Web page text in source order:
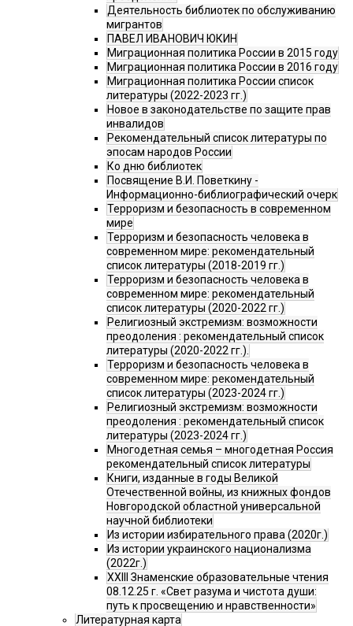
Деятельность библиотек по обслуживанию
мигрантов
ПАВЕЛ ИВАНОВИЧ ЮКИН
Миграционная политика России в 2015 году
Миграционная политика России в 2016 году
Миграционная политика России список
литературы (2022-2023 гг.)
Новое в законодательстве по защите прав
инвалидов
Рекомендательный список литературы по
эпосам народов России
Ко дню библиотек
Посвящение В.И. Поветкину -
Информационно-библиографический очерк
Терроризм и безопасность в современном
мире
Терроризм и безопасность человека в
современном мире: рекомендательный
список литературы (2018-2019 гг.)
Терроризм и безопасность человека в
современном мире: рекомендательный
список литературы (2020-2022 гг.)
Религиозный экстремизм: возможности
преодоления : рекомендательный список
литературы (2020-2022 гг.).
Терроризм и безопасность человека в
современном мире: рекомендательный
список литературы (2023-2024 гг.)
Религиозный экстремизм: возможности
преодоления : рекомендательный список
литературы (2023-2024 гг.)
Многодетная семья – многодетная Россия
рекомендательный список литературы
Книги, изданные в годы Великой
Отечественной войны, из книжных фондов
Новгородской областной универсальной
научной библиотеки
Из истории избирательного права (2020г.)
Из истории украинского национализма
(2022г.)
XXIII Знаменские образовательные чтения
08.12.25 г. «Свет разума и чистота души:
путь к просвещению и нравственности»
Литературная карта